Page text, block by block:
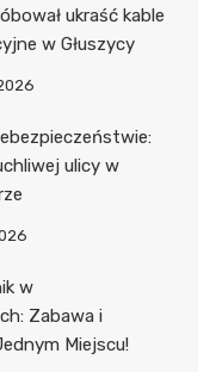
ukraść kable
w Głuszycy
ulicy w
w
Zabawa i
Miejscu!